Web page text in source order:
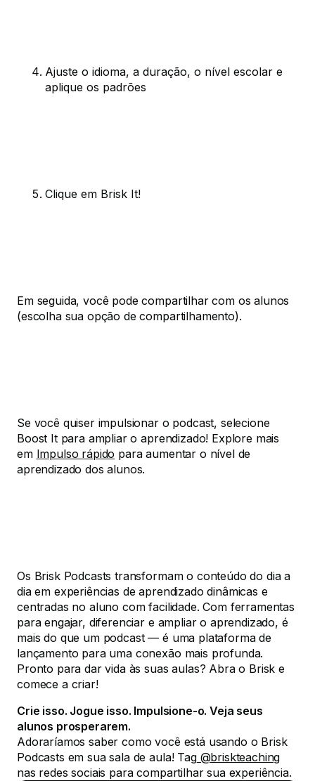
Ajuste o idioma, a duração, o nível escolar e
aplique os padrões
Clique em Brisk It!
Em seguida, você pode compartilhar com os alunos
(escolha sua opção de compartilhamento).
Se você quiser impulsionar o podcast, selecione
Boost It para ampliar o aprendizado! Explore mais
em Impulso rápido para aumentar o nível de
aprendizado dos alunos.
Os Brisk Podcasts transformam o conteúdo do dia a
dia em experiências de aprendizado dinâmicas e
centradas no aluno com facilidade. Com ferramentas
para engajar, diferenciar e ampliar o aprendizado, é
mais do que um podcast — é uma plataforma de
lançamento para uma conexão mais profunda.
Pronto para dar vida às suas aulas? Abra o Brisk e
comece a criar!
Crie isso. Jogue isso. Impulsione-o. Veja seus
alunos prosperarem.
Adoraríamos saber como você está usando o Brisk
Podcasts em sua sala de aula! Tag@briskteaching
nas redes sociais para compartilhar sua experiência.